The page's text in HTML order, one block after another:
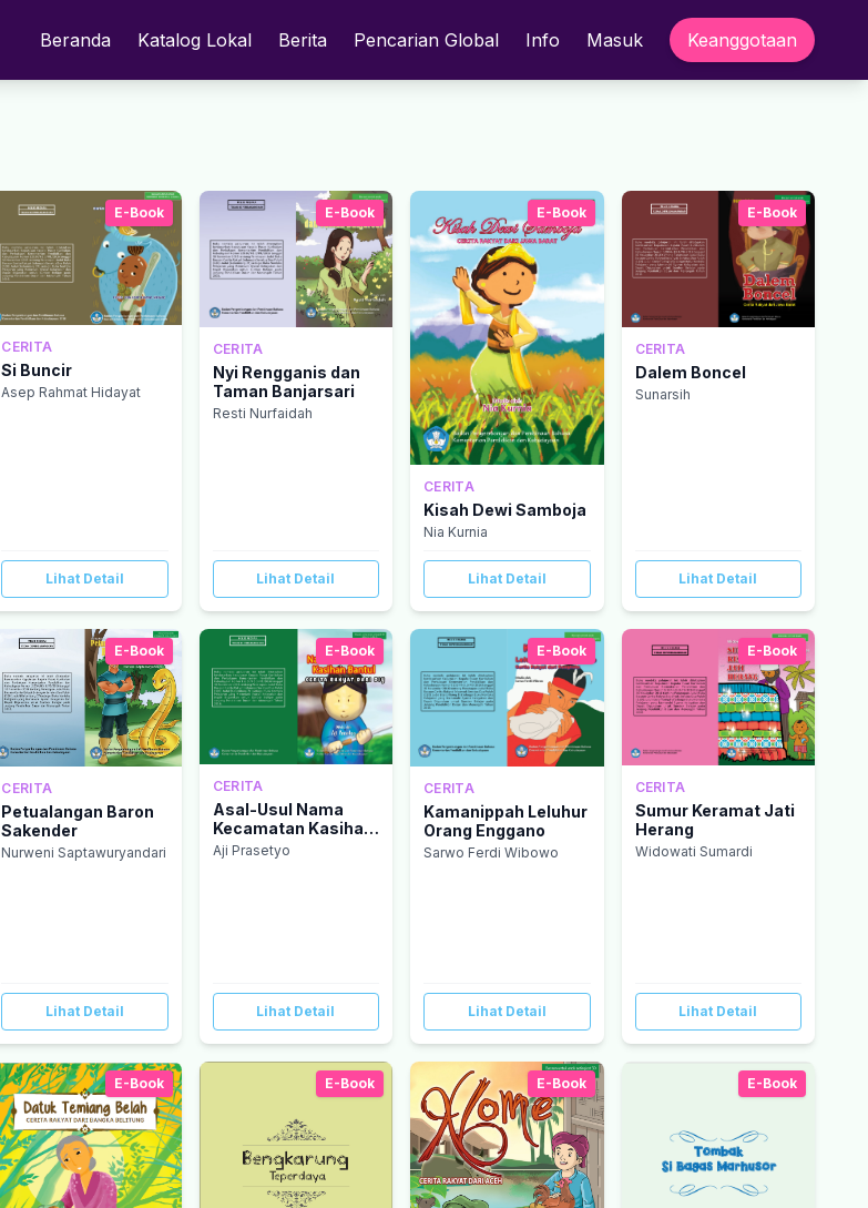
Beranda Katalog Lokal Berita Pencarian Global Info Masuk Keanggotaan
E-Book
CERITA
Si Buncir
Asep Rahmat Hidayat
Lihat Detail
E-Book
CERITA
Nyi Rengganis dan
Taman Banjarsari
Resti Nurfaidah
Lihat Detail
E-Book
CERITA
Kisah Dewi Samboja
Nia Kurnia
Lihat Detail
E-Book
CERITA
Dalem Boncel
Sunarsih
Lihat Detail
E-Book
CERITA
Petualangan Baron
Sakender
Nurweni Saptawuryandari
Lihat Detail
E-Book
CERITA
Asal-Usul Nama
Kecamatan Kasihan
Bantul
Aji Prasetyo
Lihat Detail
E-Book
CERITA
Kamanippah Leluhur
Orang Enggano
Sarwo Ferdi Wibowo
Lihat Detail
E-Book
CERITA
Sumur Keramat Jati
Herang
Widowati Sumardi
Lihat Detail
E-Book E-Book E-Book E-Book